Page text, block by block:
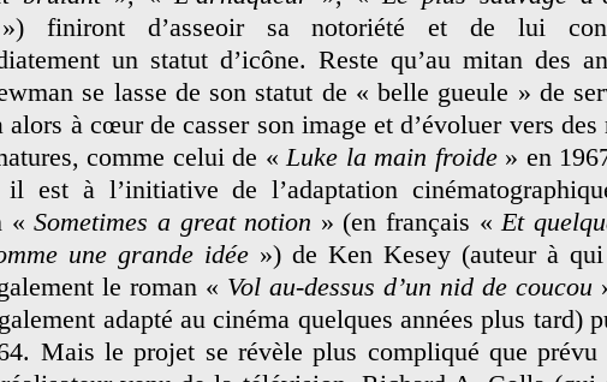
finiront d’asseoir sa notoriété et de lui
un statut d’icône. Reste qu’au mitan des
se lasse de son statut de « belle gueule » de
alors à cœur de casser son image et d’évoluer vers des
comme celui de « Luke la main froide» en
il est à l’initiative de l’adaptation
«Sometimes a great notion » (en français « Et
une grande idée ») de Ken Kesey (auteur à qui
le roman « Vol au-dessus d’un nid de coucou
adapté au cinéma quelques années plus tard)
Mais le projet se révèle plus compliqué que prévu